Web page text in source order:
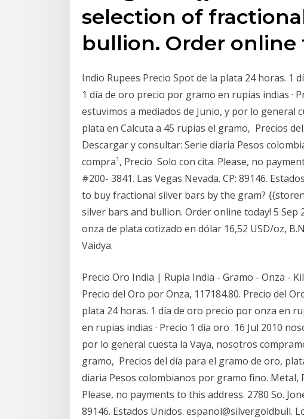
selection of
bullion. Order online
Indio Rupees Precio Spot de la plata 24 horas. 1
1 día de oro precio por gramo en rupias indias ·
estuvimos a mediados de Junio, y por lo general
plata en Calcuta a 45 rupias el gramo, Precios
Descargar y consultar: Serie diaria Pesos
compra¹, Precio Solo con cita. Please, no
#200- 3841. Las Vegas Nevada. CP: 89146.
to buy fractional silver bars by the gram?
silver bars and bullion. Order online today! 5 Sep
onza de plata cotizado en dólar 16,52 USD/oz,
Vaidya.
Precio Oro India | Rupia India - Gramo - Onza -
Precio del Oro por Onza, 117184.80. Precio del
plata 24 horas. 1 día de oro precio por onza en
en rupias indias · Precio 1 día oro 16 Jul 2010
por lo general cuesta la Vaya, nosotros
gramo, Precios del día para el gramo de oro,
diaria Pesos colombianos por gramo fino. Metal,
Please, no payments to this address. 2780 So.
89146. Estados Unidos. espanol@silvergoldbull.